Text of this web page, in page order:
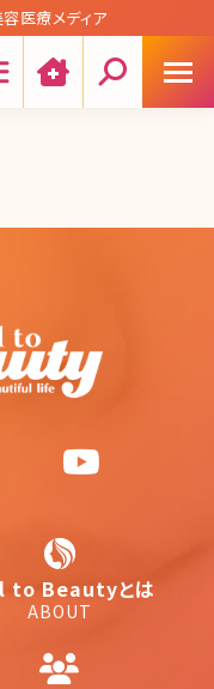
医療メディア
to Beautyとは
ABOUT